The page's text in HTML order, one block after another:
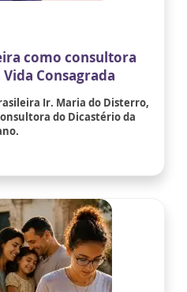
como consultora
Consagrada
Ir. Maria do Disterro,
do Dicastério da